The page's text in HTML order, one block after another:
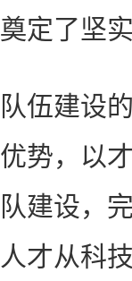
定了坚
建设的
势，以
建设，
才从科